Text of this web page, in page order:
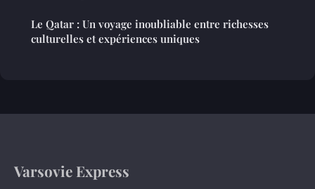
Le Qatar : Un voyage inoubliable entre richesses
culturelles et expériences uniques
Varsovie Express